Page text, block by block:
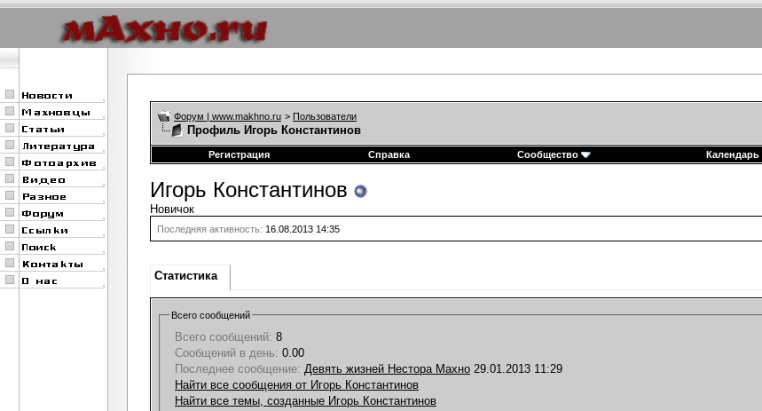
Форум | www.makhno.ru > Пользователи
Профиль Игорь Константинов
Регистрация
Справка Сообщество Календарь
Игорь Константинов
Новичок
Последняя активность: 16.08.2013 14:35
Статистика
Всего сообщений
Всего сообщений: 8
Сообщений в день: 0.00
Последнее сообщение: Девять жизней Нестора Махно 29.01.2013 11:29
Найти все сообщения от Игорь Константинов
Найти все темы, созданные Игорь Константинов